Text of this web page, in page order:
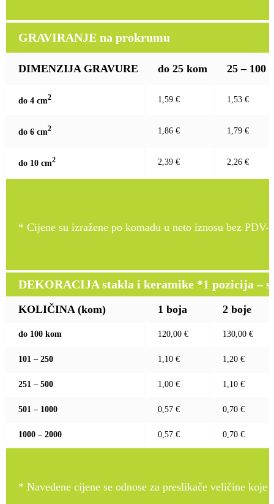
GRAVIRANJE na prokrumu
DIMENZIJA GRAVURE do 25 kom 25 – 100
do 4 cm2 1,59 € 1,53 €
do 6 cm2 1,86 € 1,79 €
do 10 cm2 2,39 € 2,26 €
* Cijene su izražene po komadu u neto iznosu bez PDV-
DEKORACIJA stakla i keramike *1 pozicija –
KOLIČINA (kom) 1 boja 2 boje
do 100 kom 120,00 € 130,00 €
101 – 250 1,10 € 1,20 €
251 – 500 1,00 € 1,10 €
501 – 1000 0,57 € 0,70 €
1000 – 2000 0,57 € 0,70 €
* Navedene cijene se odnose za preslikače veličine